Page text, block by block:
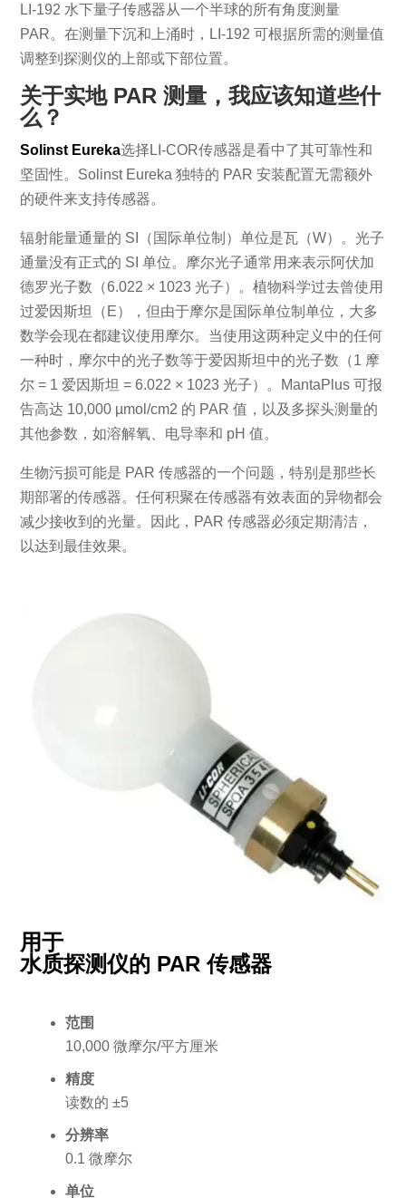
LI-192 水下量子传感器从一个半球的所有角度测量
PAR。在测量下沉和上涌时，LI-192 可根据所需的测量值
调整到探测仪的上部或下部位置。
关于实地 PAR 测量，我应该知道些什
么？
Solinst Eureka选择LI-COR传感器是看中了其可靠性和
坚固性。Solinst Eureka 独特的 PAR 安装配置无需额外
的硬件来支持传感器。
辐射能量通量的 SI（国际单位制）单位是瓦（W）。光子
通量没有正式的 SI 单位。摩尔光子通常用来表示阿伏加
德罗光子数（6.022 × 1023 光子）。植物科学过去曾使用
过爱因斯坦（E），但由于摩尔是国际单位制单位，大多
数学会现在都建议使用摩尔。当使用这两种定义中的任何
一种时，摩尔中的光子数等于爱因斯坦中的光子数（1 摩
尔 = 1 爱因斯坦 = 6.022 × 1023 光子）。MantaPlus 可报
告高达 10,000 µmol/cm2 的 PAR 值，以及多探头测量的
其他参数，如溶解氧、电导率和 pH 值。
生物污损可能是 PAR 传感器的一个问题，特别是那些长
期部署的传感器。任何积聚在传感器有效表面的异物都会
减少接收到的光量。因此，PAR 传感器必须定期清洁，
以达到最佳效果。
用于
水质探测仪的 PAR 传感器
范围
10,000 微摩尔/平方厘米
精度
读数的 ±5
分辨率
0.1 微摩尔
单位